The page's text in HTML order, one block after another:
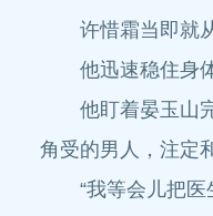
许惜霜当即就从
他迅速稳住身体
他盯着晏玉山完
角受的男人，注定
“我等会儿把医